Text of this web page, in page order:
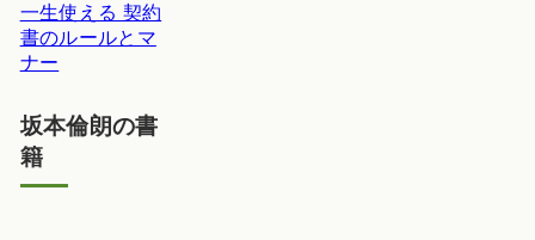
一生使える 契約
書のルールとマ
ナー
坂本倫朗の書
籍